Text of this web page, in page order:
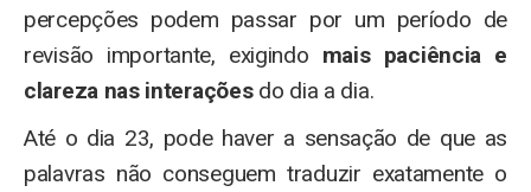
percepções podem passar por um período de
revisão importante, exigindo mais paciência e
clareza nas interaçõesdo dia a dia.
Até o dia 23, pode haver a sensação de que as
palavras não conseguem traduzir exatamente o